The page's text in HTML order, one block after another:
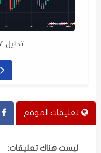
تحليل GBPUSD BUY
تعليقات الموقع
ليست هناك تعليقات: